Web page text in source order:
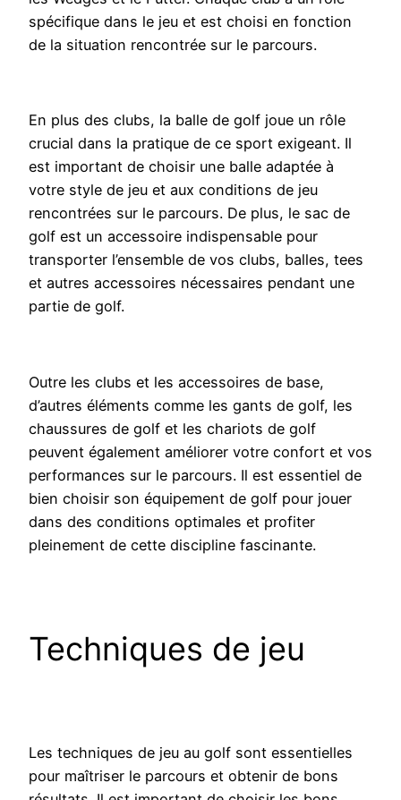
spécifique dans le jeu et est choisi en fonction
de la situation rencontrée sur le parcours.
En plus des clubs, la balle de golf joue un rôle
crucial dans la pratique de ce sport exigeant. Il
est important de choisir une balle adaptée à
votre style de jeu et aux conditions de jeu
rencontrées sur le parcours. De plus, le sac de
golf est un accessoire indispensable pour
transporter l’ensemble de vos clubs, balles, tees
et autres accessoires nécessaires pendant une
partie de golf.
Outre les clubs et les accessoires de base,
d’autres éléments comme les gants de golf, les
chaussures de golf et les chariots de golf
peuvent également améliorer votre confort et vos
performances sur le parcours. Il est essentiel de
bien choisir son équipement de golf pour jouer
dans des conditions optimales et profiter
pleinement de cette discipline fascinante.
Techniques de jeu
Les techniques de jeu au golf sont essentielles
pour maîtriser le parcours et obtenir de bons